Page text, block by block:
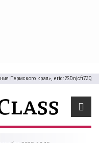
Пермского края», erid:2SDnjcfi73Q